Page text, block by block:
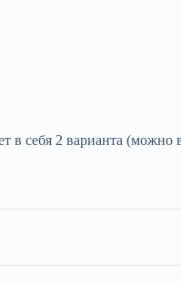
в себя 2 варианта (можно